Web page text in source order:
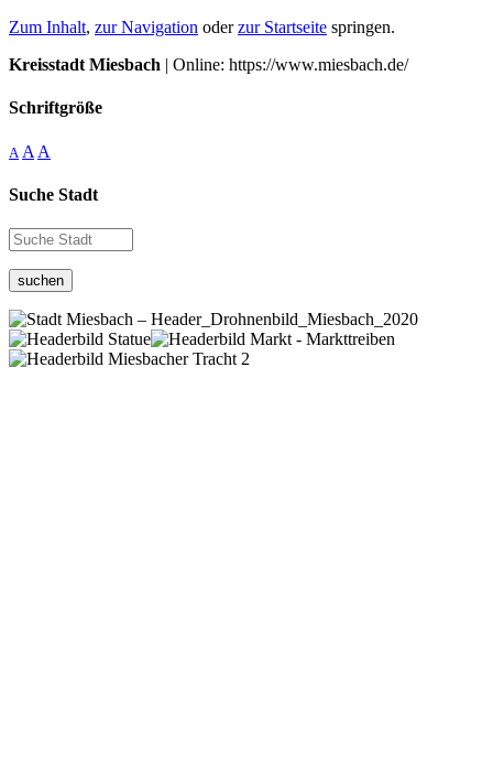
Zum Inhalt, zur Navigation oderzur Startseite springen.
Kreisstadt Miesbach | Online: https://www.miesbach.de/
Schriftgröße
A A A
Suche Stadt
suchen